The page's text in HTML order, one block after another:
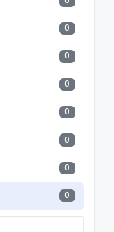
0
0
0
0
0
0
0